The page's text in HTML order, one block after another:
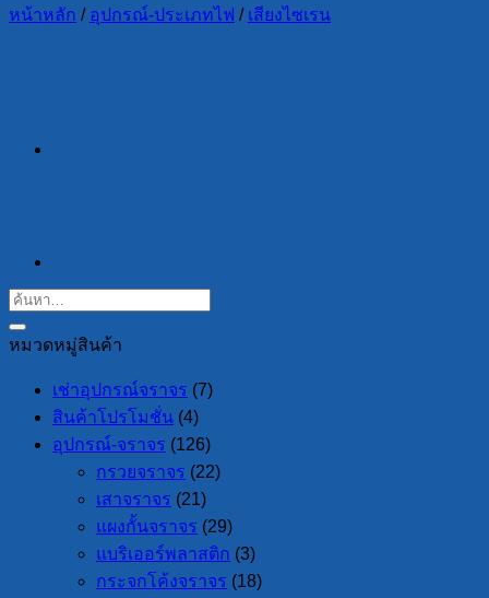
หน้าหลัก / อุปกรณ์-ประเภทไฟ / เสียงไซเรน
หมวดหมู่สินค้า
เช่าอุปกรณ์จราจร (7)
สินค้าโปรโมชั่น (4)
อุปกรณ์-จราจร (126)
กรวยจราจร (22)
เสาจราจร (21)
แผงกั้นจราจร (29)
แบริเออร์พลาสติก (3)
กระจกโค้งจราจร (18)